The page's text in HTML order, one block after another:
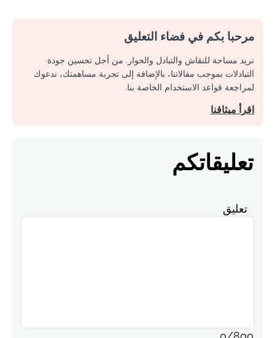
مرحبا بكم في فضاء التعليق
نريد مساحة للنقاش والتبادل والحوار. من أجل تحسين جودة
التبادلات بموجب مقالاتنا، بالإضافة إلى تجربة مساهمتك، ندعوك
لمراجعة قواعد الاستخدام الخاصة بنا.
اقرأ ميثاقنا
تعليقاتكم
تعليق